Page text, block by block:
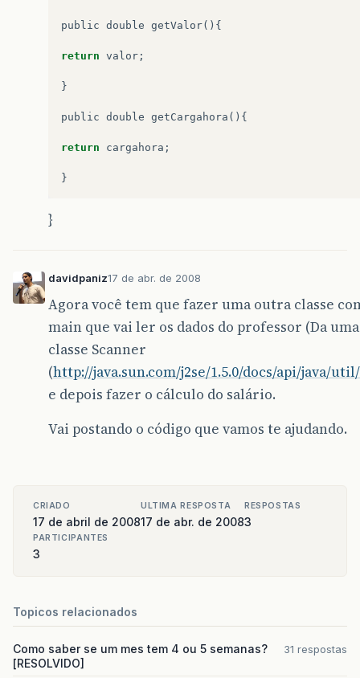
public double getValor(){
return valor ;
}
public double getCargahora (){
return cargahora ;
}
}
davidpaniz17 de abr. de 2008
Agora você tem que fazer uma outra classe
main que vai ler os dados do professor (Da
classe Scanner
(http://java.sun.com/j2se/1.5.0/docs/api/java/
e depois fazer o cálculo do salário.
Vai postando o código que vamos te ajudando.
CRIADO
17 de abril de 2008
ULTIMA RESPOSTA
17 de abr. de 2008
RESPOSTAS
3
PARTICIPANTES
3
Topicos relacionados
Como saber se um mes tem 4 ou 5 semanas?
[RESOLVIDO]
31 respostas